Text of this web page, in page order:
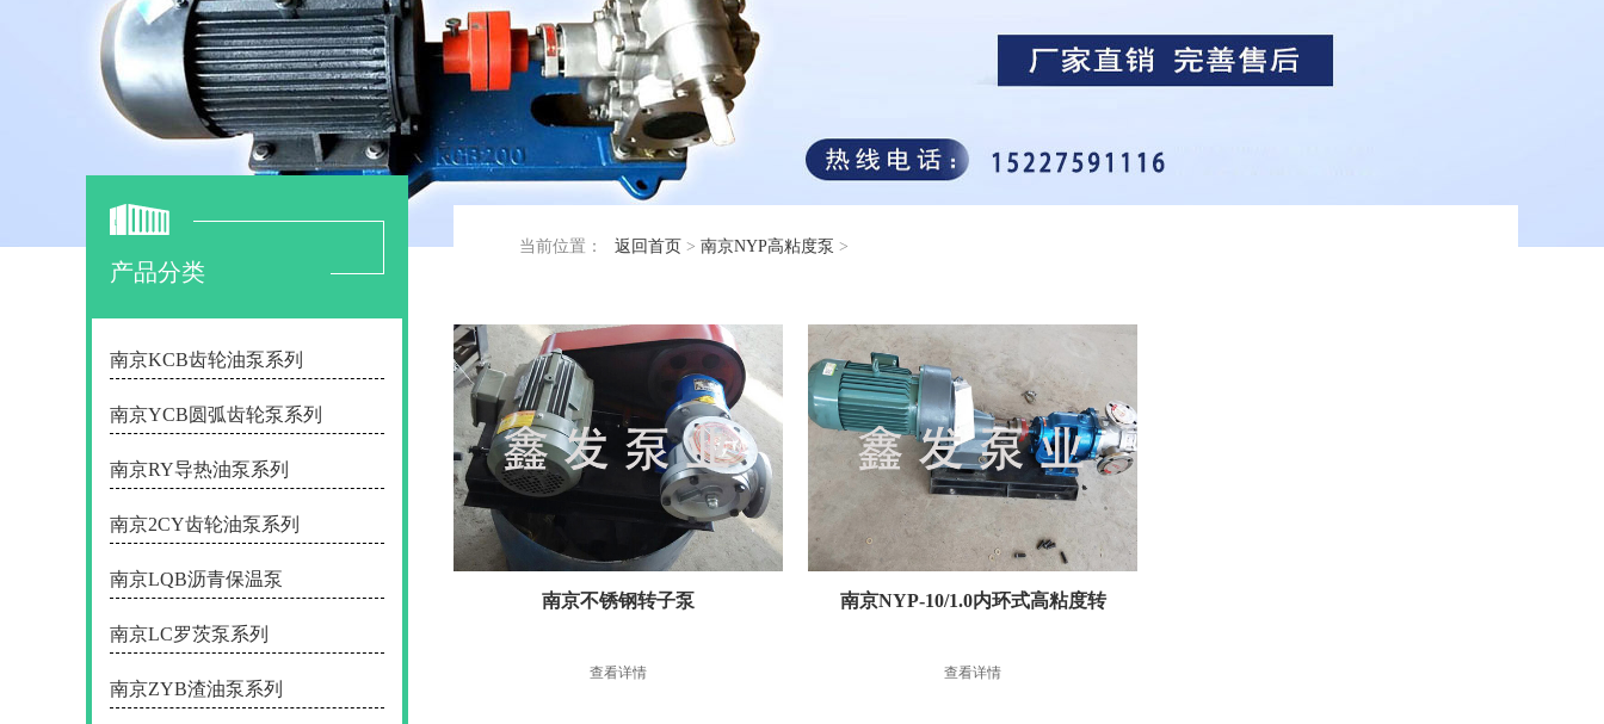
产品分类
南京KCB齿轮油泵系列
南京YCB圆弧齿轮泵系列
南京RY导热油泵系列
南京2CY齿轮油泵系列
南京LQB沥青保温泵
南京LC罗茨泵系列
南京ZYB渣油泵系列
当前位置： 返回首页 > 南京NYP高粘度泵 >
南京不锈钢转子泵
查看详情
南京NYP-10/1.0内环式高粘度转
查看详情